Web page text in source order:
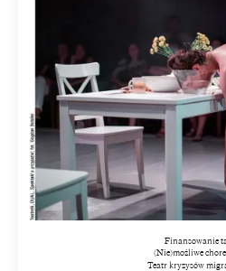
Finansowanie
(Nie)możliwe
Teatr kryzysów